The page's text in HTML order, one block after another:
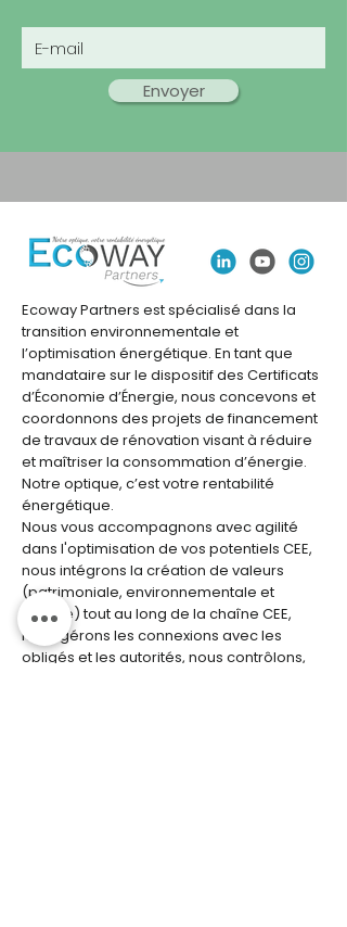
Envoyer
Ecoway Partners est spécialisé dans la
transition environnementale et
l’optimisation énergétique. En tant que
mandataire sur le dispositif des Certificats
d’Économie d’Énergie, nous concevons et
coordonnons des projets de financement
de travaux de rénovation visant à réduire
et maîtriser la consommation d’énergie.
Notre optique, c’est votre rentabilité
énergétique.
Nous vous accompagnons avec agilité
dans l'optimisation de vos potentiels CEE,
nous intégrons la création de valeurs
(patrimoniale, environnementale et
sociale) tout au long de la chaîne CEE,
nous gérons les connexions avec les
obligés et les autorités, nous contrôlons,